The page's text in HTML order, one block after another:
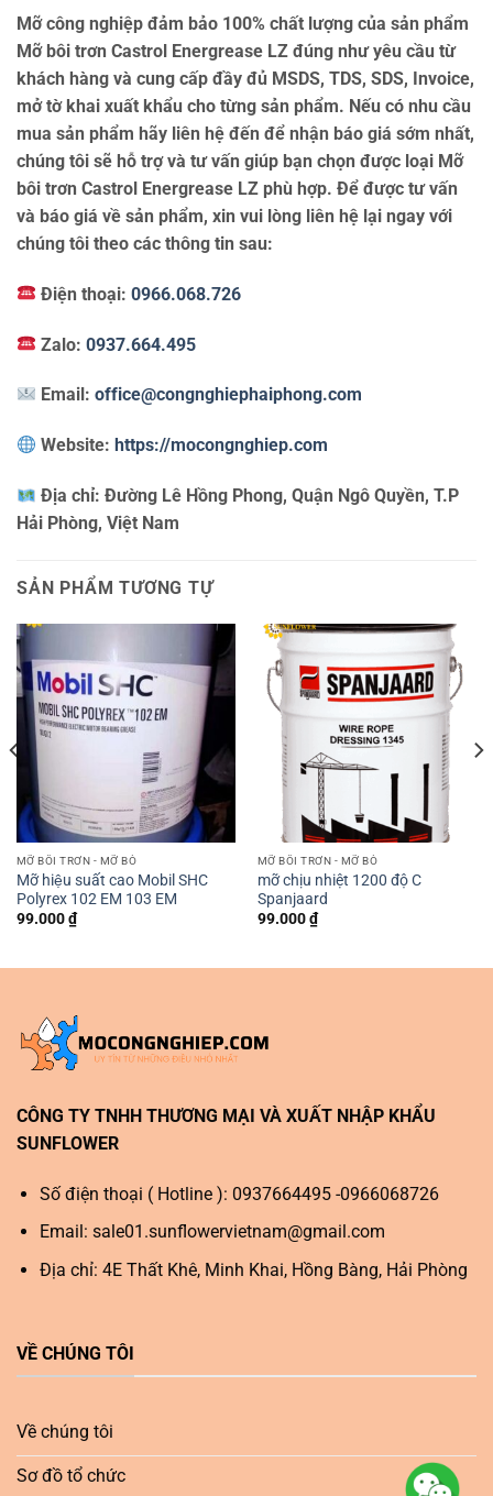
Mỡ công nghiệp đảm bảo 100% chất lượng của sản phẩm
Mỡ bôi trơn Castrol Energrease LZ đúng như yêu cầu từ
khách hàng và cung cấp đầy đủ MSDS, TDS, SDS, Invoice,
mở tờ khai xuất khẩu cho từng sản phẩm. Nếu có nhu cầu
mua sản phẩm hãy liên hệ đến để nhận báo giá sớm nhất,
chúng tôi sẽ hỗ trợ và tư vấn giúp bạn chọn được loại Mỡ
bôi trơn Castrol Energrease LZ phù hợp. Để được tư vấn
và báo giá về sản phẩm, xin vui lòng liên hệ lại ngay với
chúng tôi theo các thông tin sau:
Điện thoại:0966.068.726
Zalo:0937.664.495
Email:office@congnghiephaiphong.com
Website: https://mocongnghiep.com
Địa chỉ:Đường Lê Hồng Phong, Quận Ngô Quyền, T.P
Hải Phòng, Việt Nam
SẢN PHẨM TƯƠNG TỰ
MỠ BÔI TRƠN - MỠ BÒ
Mỡ hiệu suất cao Mobil SHC
Polyrex 102 EM 103 EM
99.000₫
MỠ BÔI TRƠN - MỠ BÒ
mỡ chịu nhiệt 1200 độ C
Spanjaard
99.000₫
CÔNG TY TNHH THƯƠNG MẠI VÀ XUẤT NHẬP KHẨU
SUNFLOWER
Số điện thoại ( Hotline ): 0937664495 -0966068726
Email: sale01.sunflowervietnam@gmail.com
Địa chỉ: 4E Thất Khê, Minh Khai, Hồng Bàng, Hải Phòng
VỀ CHÚNG TÔI
Về chúng tôi
Sơ đồ tổ chức